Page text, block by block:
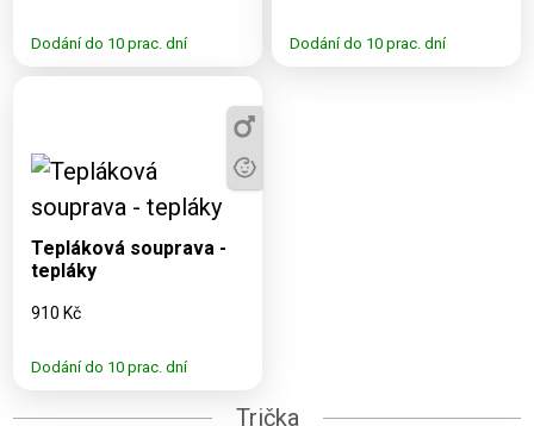
Dodání do 10 prac. dní Dodání do 10 prac. dní
Dostupné varianty:
2XS, S, XL, 152
Tepláková souprava -
tepláky
910 Kč
Dodání do 10 prac. dní
Trička